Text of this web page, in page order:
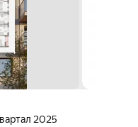
2025